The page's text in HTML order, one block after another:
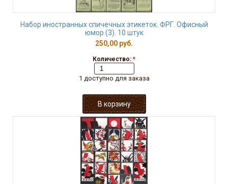
Набор иностранных спичечных этикеток. ФРГ. Офисный
юмор (3). 10 штук
250,00 руб.
Количество: *
1 доступно для заказа